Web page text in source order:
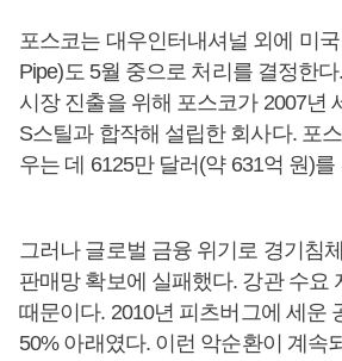
포스코는 대우인터내셔널 외에 미국
Pipe)도 5월 중으로 처리를 결정한
시장 진출을 위해 포스코가 2007년
S스틸과 합작해 설립한 회사다. 포
우는 데 6125만 달러(약 631억 원)
그러나 글로벌 금융 위기로 경기침
판매망 확보에 실패했다. 강관 수요
때문이다. 2010년 피츠버그에 세운
50% 아래였다. 이런 악순환이 계속